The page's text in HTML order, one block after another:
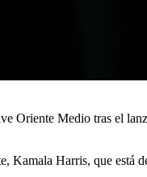
Oriente Medio tras el
Kamala Harris, que está